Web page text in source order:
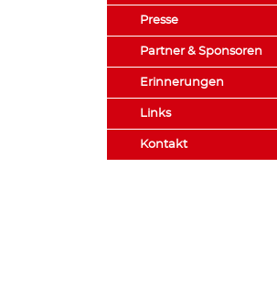
Presse
Partner & Sponsoren
Erinnerungen
Links
Kontakt